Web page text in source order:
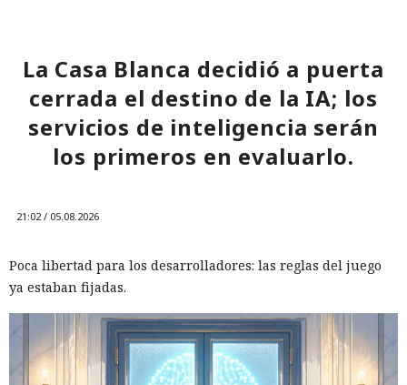
La Casa Blanca decidió a puerta
cerrada el destino de la IA; los
servicios de inteligencia serán
los primeros en evaluarlo.
21:02 / 05.08.2026
Poca libertad para los desarrolladores: las reglas del juego
ya estaban fijadas.